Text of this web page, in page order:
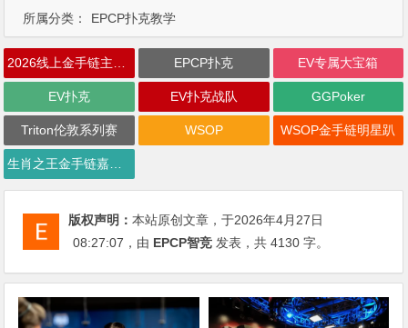
所属分类： EPCP扑克教学
EPCP扑克 EV专属大宝箱
EV扑克 EV扑克战队 GGPoker
Triton伦敦系列赛 WSOP WSOP金手链明星趴
版权声明：本站原创文章，于2026年4月27日
08:27:07 ，由 EPCP智竞 发表，共 4130 字。